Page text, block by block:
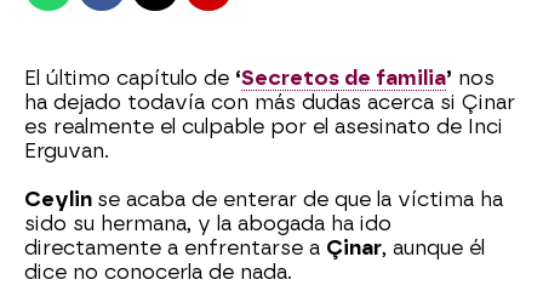
El último capítulo de ‘Secretos de familia’ nos
ha dejado todavía con más dudas acerca si Çinar
es realmente el culpable por el asesinato de Inci
Erguvan.
Ceylin se acaba de enterar de que la víctima ha
sido su hermana, y la abogada ha ido
directamente a enfrentarse a Çinar, aunque él
dice no conocerla de nada.